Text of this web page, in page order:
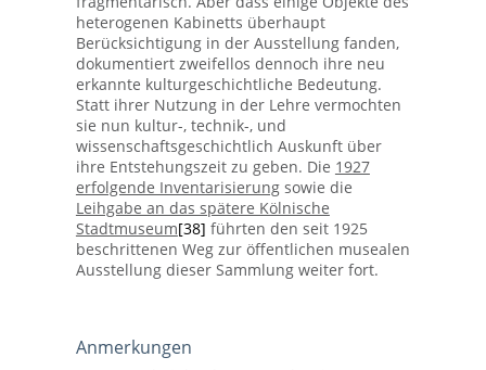
heterogenen Kabinetts überhaupt
Berücksichtigung in der Ausstellung fanden,
dokumentiert zweifellos dennoch ihre neu
erkannte kulturgeschichtliche Bedeutung.
Statt ihrer Nutzung in der Lehre vermochten
sie nun kultur-, technik-, und
wissenschaftsgeschichtlich Auskunft über
ihre Entstehungszeit zu geben. Die 1927
erfolgende Inventarisierungsowie die
Leihgabe an das spätere Kölnische
Stadtmuseum[38] führten den seit 1925
beschrittenen Weg zur öffentlichen musealen
Ausstellung dieser Sammlung weiter fort.
Anmerkungen